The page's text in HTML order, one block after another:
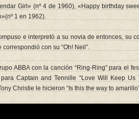
Girl» (nº 4 de 1960), «Happy birthday
1 en 1962).
e interpretó a su novia de entonces, su
con su “Oh! Neil”.
ABBA con la canción “Ring-Ring” para el
Captain and Tennille “Love Will Keep Us
Christie le hicieron “Is this the way to